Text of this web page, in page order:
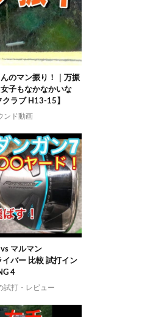
のマン振り！｜万振
子もなかなかいな
ラブ H13-15】
ンド動画
マルマン
バー 比較 試打イン
4
試打・レビュー